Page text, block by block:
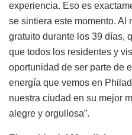
experiencia. Eso es
se sintiera este momento. Al
gratuito durante los 39 días,
que todos los residentes y
oportunidad de ser parte de
energía que vemos en
nuestra ciudad en su mejor
alegre y orgullosa”.